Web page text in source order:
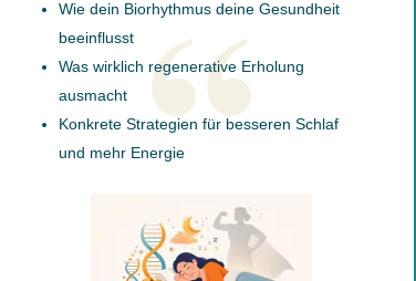
Wie dein Biorhythmus deine Gesundheit
beeinflusst
Was wirklich regenerative Erholung
ausmacht
Konkrete Strategien für besseren Schlaf
und mehr Energie